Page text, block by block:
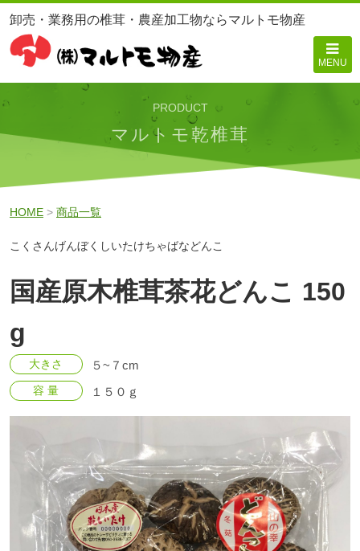
卸売・業務用の椎茸・農産加工物ならマルトモ物産
MENU
PRODUCT
マルトモ乾椎茸
HOME > 商品一覧
こくさんげんぼくしいたけちゃばなどんこ
国産原木椎茸茶花どんこ 150
g
大きさ ５~７cm
容 量 １５０ｇ